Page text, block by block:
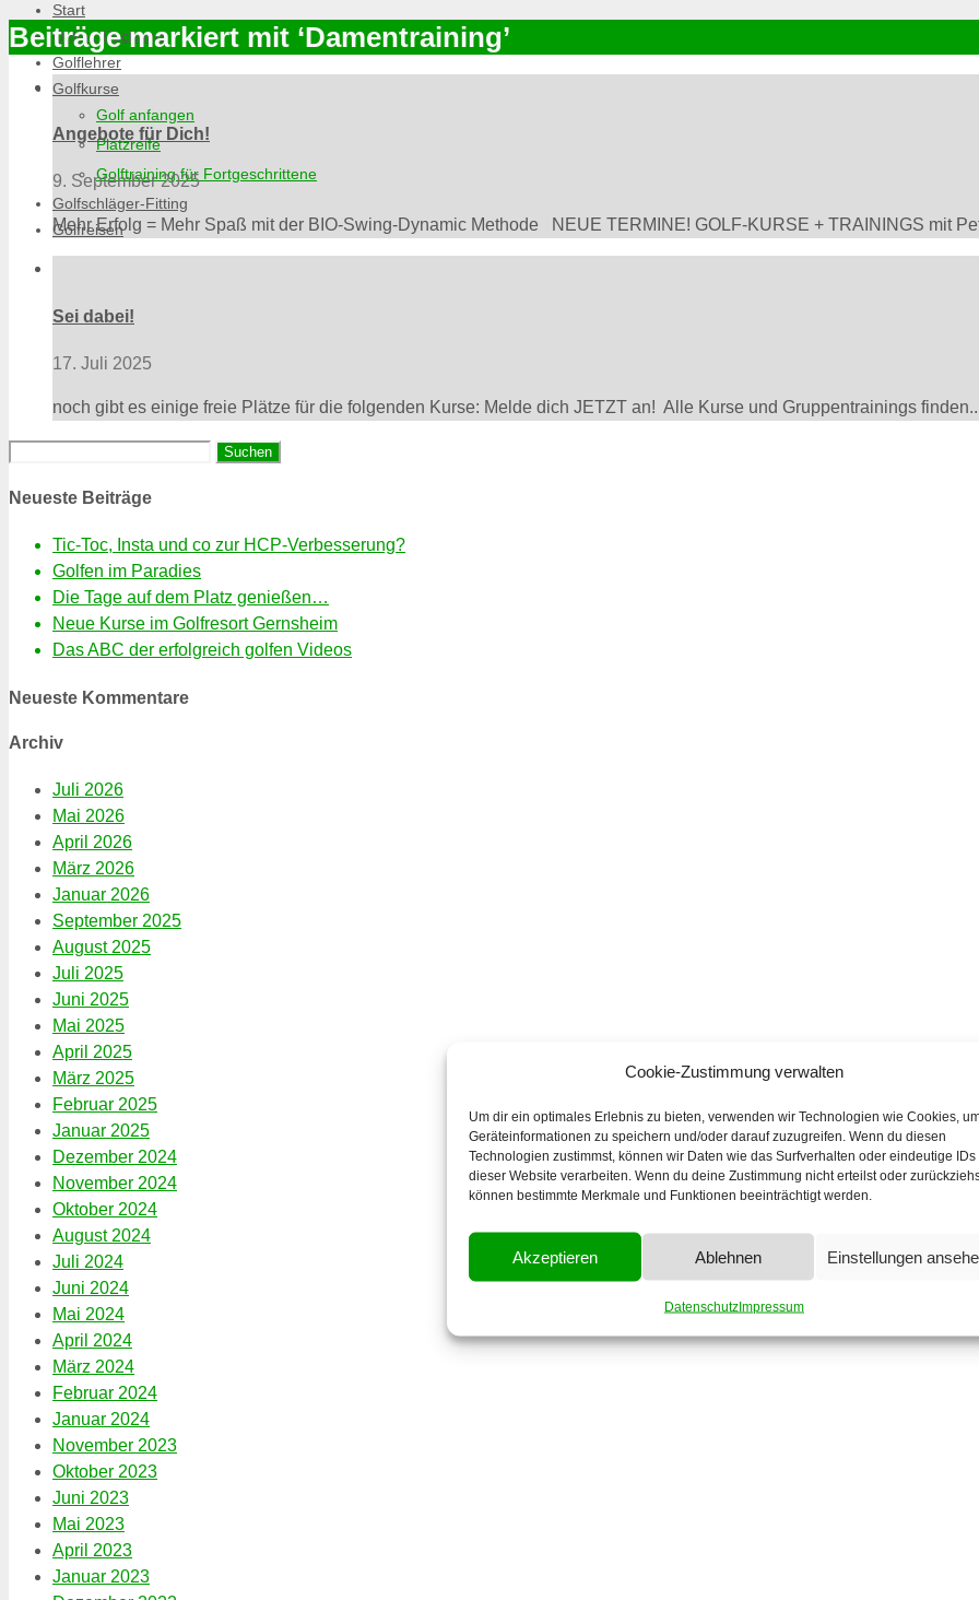
Cookie-Zustimmung verwalten
Um dir ein optimales Erlebnis zu bieten, verwenden wir Technologien wie Cookies,
Geräteinformationen zu speichern und/oder darauf zuzugreifen. Wenn du diesen
Technologien zustimmst, können wir Daten wie das Surfverhalten oder eindeutige IDs
dieser Website verarbeiten. Wenn du deine Zustimmung nicht erteilst oder
können bestimmte Merkmale und Funktionen beeinträchtigt werden.
Akzeptieren Ablehnen Einstellungen
DatenschutzImpressum
Start
Online-Buchung
Golflehrer
Golfkurse
Golf anfangen
Platzreife
Golftraining für Fortgeschrittene
Golfschläger-Fitting
Golfreisen
Beiträge markiert mit ‘Damentraining’
Angebote für Dich!
9. September 2025
Mehr Erfolg = Mehr Spaß mit der BIO-Swing-Dynamic Methode NEUE TERMINE! GOLF-KURSE + TRAININGS mit
Sei dabei!
17. Juli 2025
noch gibt es einige freie Plätze für die folgenden Kurse: Melde dich JETZT an! Alle Kurse und Gruppentrainings
Neueste Beiträge
Tic-Toc, Insta und co zur HCP-Verbesserung?
Golfen im Paradies
Die Tage auf dem Platz genießen…
Neue Kurse im Golfresort Gernsheim
Das ABC der erfolgreich golfen Videos
Neueste Kommentare
Archiv
Juli 2026
Mai 2026
April 2026
März 2026
Januar 2026
September 2025
August 2025
Juli 2025
Juni 2025
Mai 2025
April 2025
März 2025
Februar 2025
Januar 2025
Dezember 2024
November 2024
Oktober 2024
August 2024
Juli 2024
Juni 2024
Mai 2024
April 2024
März 2024
Februar 2024
Januar 2024
November 2023
Oktober 2023
Juni 2023
Mai 2023
April 2023
Januar 2023